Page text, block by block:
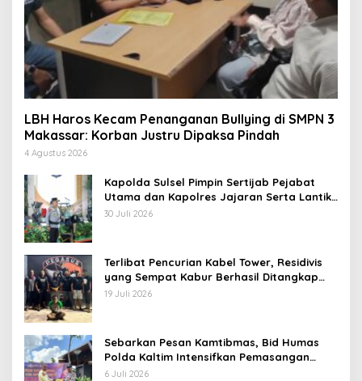
LBH Haros Kecam Penanganan Bullying di SMPN 3
Makassar: Korban Justru Dipaksa Pindah
4 Agustus 2026
Kapolda Sulsel Pimpin Sertijab Pejabat
Utama dan Kapolres Jajaran Serta Lantik
Karolog dan Kapolresta Gowa
30 Juli 2026
Terlibat Pencurian Kabel Tower, Residivis
yang Sempat Kabur Berhasil Ditangkap
Tim Gabungan di Jeneponto
19 Juli 2026
Sebarkan Pesan Kamtibmas, Bid Humas
Polda Kaltim Intensifkan Pemasangan
Spanduk serta Pembagian Stiker
6 Juli 2026